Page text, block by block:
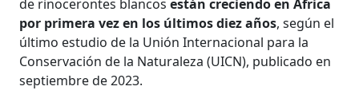
de rinocerontes blancosestán creciendo en África
por primera vez en los últimos diez años, según el
último estudio de la Unión Internacional para la
Conservación de la Naturaleza (UICN), publicado en
septiembre de 2023.